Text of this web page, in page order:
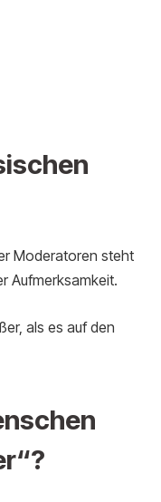
Moderatoren steht
Aufmerksamkeit.
als es auf den